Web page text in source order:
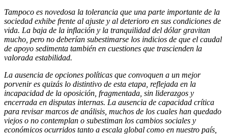
Tampoco es novedosa la tolerancia que una parte importante de la
sociedad exhibe frente al ajuste y al deterioro en sus condiciones de
vida. La baja de la inflación y la tranquilidad del dólar gravitan
mucho, pero no deberían subestimarse los indicios de que el caudal
de apoyo sedimenta también en cuestiones que trascienden la
valorada estabilidad.
La ausencia de opciones políticas que convoquen a un mejor
porvenir es quizás lo distintivo de esta etapa, reflejada en la
incapacidad de la oposición, fragmentada, sin liderazgos y
encerrada en disputas internas. La ausencia de capacidad crítica
para revisar marcos de análisis, muchos de los cuales han quedado
viejos o no contemplan o subestiman los cambios sociales y
económicos ocurridos tanto a escala global como en nuestro país,